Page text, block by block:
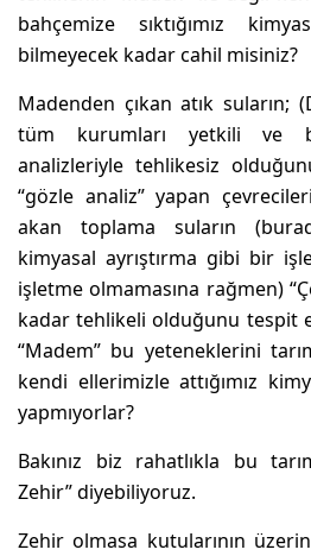
bahçemize sıktığımız
bilmeyecek kadar cahil misiniz?
Madenden çıkan atık suların;
tüm kurumları yetkili ve
analizleriyle tehlikesiz
“gözle analiz” yapan
akan toplama suların
kimyasal ayrıştırma gibi bir
işletme olmamasına rağmen)
kadar tehlikeli olduğunu tespit
“Madem” bu yeteneklerini
kendi ellerimizle attığımız
yapmıyorlar?
Bakınız biz rahatlıkla bu
Zehir” diyebiliyoruz.
Zehir olmasa kutularının